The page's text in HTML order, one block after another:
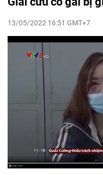
13/05/2022 16:51 GMT+7